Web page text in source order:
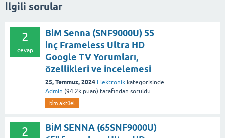
İlgili sorular
2
cevap
BİM Senna (SNF9000U) 55
İnç Frameless Ultra HD
Google TV Yorumları,
özellikleri ve incelemesi
25, Temmuz, 2024 Elektronik kategorisinde
Admin (94.2k puan) tarafından soruldu
bi̇m aktüel
2
BİM SENNA (65SNF9000U)